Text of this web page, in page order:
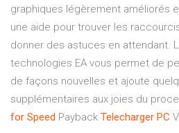
graphiques légèrement améliorés
une aide pour trouver les
donner des astuces en attendant.
technologies EA vous permet de
de façons nouvelles et ajoute
supplémentaires aux joies du
for Speed Payback Telecharger PC